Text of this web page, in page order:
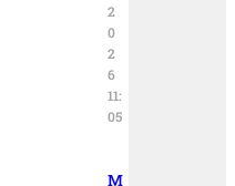
2
0
2
6
11:
05
M